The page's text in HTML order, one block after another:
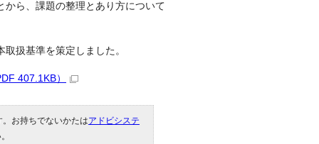
から、課題の整理とあり方について
扱基準を策定しました。
407.1KB）
お持ちでないかたはアドビシステ